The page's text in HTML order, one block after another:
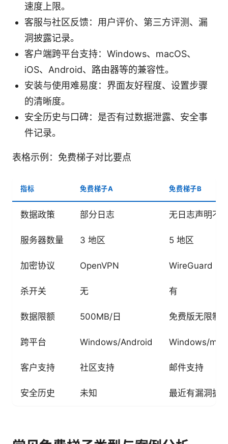
速度上限。
客服与社区反馈：用户评价、第三方评测、漏
洞披露记录。
客户端跨平台支持：Windows、macOS、
iOS、Android、路由器等的兼容性。
安装与使用难易度：界面友好程度、设置步骤
的清晰度。
安全历史与口碑：是否有过数据泄露、安全事
件记录。
表格示例：免费梯子对比要点
指标 免费梯子A 免费梯子B
数据政策 部分日志 无日志声明不
服务器数量 3 地区 5 地区
加密协议 OpenVPN WireGuard
杀开关 无 有
数据限额 500MB/日 免费版无限制
跨平台 Windows/Android Windows/
客户支持 社区支持 邮件支持
安全历史 未知 最近有漏洞披